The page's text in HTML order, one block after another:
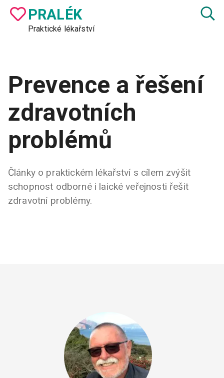
PRALÉK
Praktické lékařství
Prevence a řešení
zdravotních
problémů
Články o praktickém lékařství s cílem zvýšit
schopnost odborné i laické veřejnosti řešit
zdravotní problémy.